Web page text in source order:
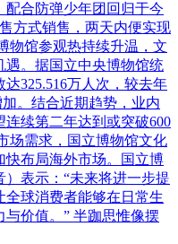
合防弹少年团回归于今
方式销售，两天内便实现
物馆参观热持续升温，文
遇。据国立中央博物馆统
325.516万人次，较去年
。结合近期趋势，业内
续第二年达到或突破600
场需求，国立博物馆文化
快布局海外市场。国立博
表示：“未来将进一步提
全球消费者能够在日常生
价值。” 半跏思惟像摆